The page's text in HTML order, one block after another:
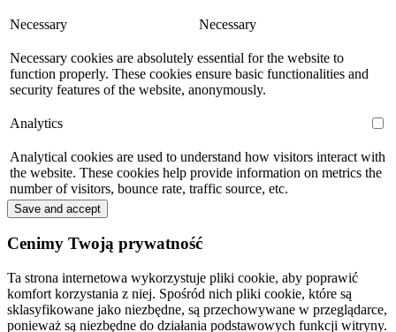
Necessary Necessary
Necessary cookies are absolutely essential for the website to
function properly. These cookies ensure basic functionalities and
security features of the website, anonymously.
Analytics
Analytical cookies are used to understand how visitors interact with
the website. These cookies help provide information on metrics the
number of visitors, bounce rate, traffic source, etc.
Save and accept
Cenimy Twoją prywatność
Ta strona internetowa wykorzystuje pliki cookie, aby poprawić
komfort korzystania z niej. Spośród nich pliki cookie, które są
sklasyfikowane jako niezbędne, są przechowywane w przeglądarce,
ponieważ są niezbędne do działania podstawowych funkcji witryny.